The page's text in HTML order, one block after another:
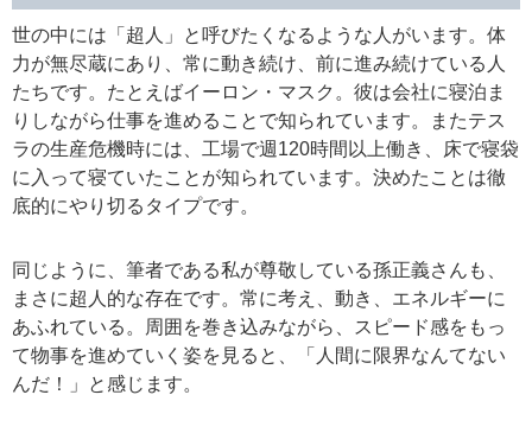
世の中には「超人」と呼びたくなるような人がいます。体
力が無尽蔵にあり、常に動き続け、前に進み続けている人
たちです。たとえばイーロン・マスク。彼は会社に寝泊ま
りしながら仕事を進めることで知られています。またテス
ラの生産危機時には、工場で週120時間以上働き、床で寝袋
に入って寝ていたことが知られています。決めたことは徹
底的にやり切るタイプです。
同じように、筆者である私が尊敬している孫正義さんも、
まさに超人的な存在です。常に考え、動き、エネルギーに
あふれている。周囲を巻き込みながら、スピード感をもっ
て物事を進めていく姿を見ると、「人間に限界なんてない
んだ！」と感じます。